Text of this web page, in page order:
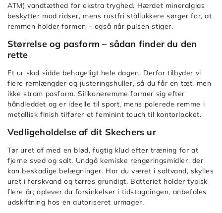
til
nyeste
Sort
by
Nyheder
ATM) vandtæthed for ekstra tryghed. Hærdet mineralglas
beskytter mod ridser, mens rustfri stållukkere sørger for, at
remmen holder formen – også når pulsen stiger.
Størrelse og pasform – sådan finder du den
rette
Et ur skal sidde behageligt hele dagen. Derfor tilbyder vi
flere remlængder og justeringshuller, så du får en tæt, men
ikke stram pasform. Silikoneremme former sig efter
håndleddet og er ideelle til sport, mens polerede remme i
metallisk finish tilfører et feminint touch til kontorlooket.
Vedligeholdelse af dit Skechers ur
Tør uret af med en blød, fugtig klud efter træning for at
fjerne sved og salt. Undgå kemiske rengøringsmidler, der
kan beskadige belægninger. Har du været i saltvand, skylles
uret i ferskvand og tørres grundigt. Batteriet holder typisk
flere år; oplever du forsinkelser i tidstagningen, anbefales
udskiftning hos en autoriseret urmager.